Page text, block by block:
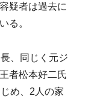
疑者は過去に
る。
、同じく元ジ
者松本好二氏
め、2人の家